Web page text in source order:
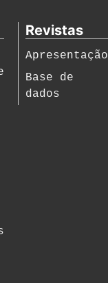
Revistas
Apresentação
Base de
dados